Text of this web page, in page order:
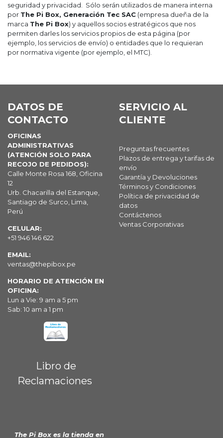
seguridad y privacidad. Sólo serán utilizados de manera interna
por The Pi Box, Generación Tec SAC (empresa dueña de la
marca The Pi Box) y aquellos socios estratégicos que nos
permiten darles los servicios propios de esta página (por
ejemplo, los servicios de envío) o entidades que lo requieran
por normativa vigente (por ejemplo, el MTC).
DATOS DE
CONTACTO
OFICINAS
ADMINISTRATIVAS
(ATENCIÓN SOLO PARA
RECOJO DE PEDIDOS):
Calle Monte Rosa 168, Oficina
12
Urb. Chacarilla del Estanque,
Santiago de Surco, Lima,
Perú
CELULAR:
+51 946 146 622
EMAIL:
ventas@thepibox.pe
HORARIO DE ATENCIÓN EN
OFICINA:
Lun a Vie: 9 am a 5 pm
Sab: 10 am a 1 pm
SERVICIO AL
CLIENTE
Preguntas frecuentes
Plazos de entrega y tarifas de
envío
Garantía y Devoluciones
Términos y Condiciones
Política de privacidad de
datos
Contáctenos
Ventas Corporativas
Libro de
Reclamaciones
The Pi Box es la tienda en